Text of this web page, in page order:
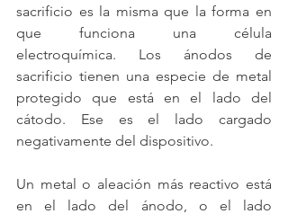
sacrificio es la misma que la forma en
que funciona una célula
electroquímica. Los ánodos de
sacrificio tienen una especie de metal
protegido que está en el lado del
cátodo. Ese es el lado cargado
negativamente del dispositivo.
Un metal o aleación más reactivo está
en el lado del ánodo, o el lado